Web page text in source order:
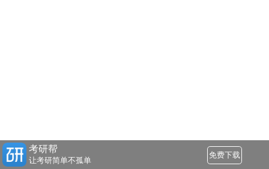
考研帮
让考研简单不孤单
免费下载